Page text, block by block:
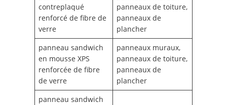
contreplaqué
renforcé de fibre de
verre
panneaux de toiture,
panneaux de
plancher
panneau sandwich
en mousse XPS
renforcée de fibre
de verre
panneaux muraux,
panneaux de toiture,
panneaux de
plancher
panneau sandwich